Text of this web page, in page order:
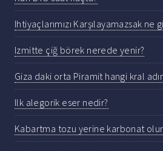
Ihtiyaçlarımızı Karşılayamazsak ne
Izmitte çiğ börek nerede yenir?
Giza daki orta Piramit hangi kral
Ilk alegorik eser nedir?
Kabartma tozu yerine karbonat